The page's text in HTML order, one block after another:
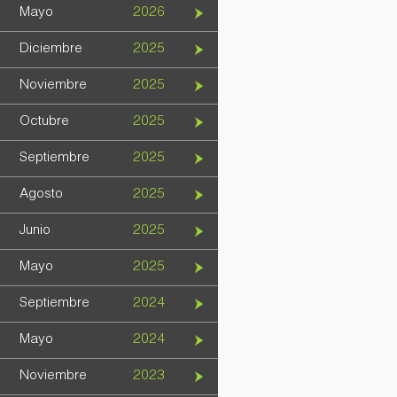
Mayo 2026
Diciembre 2025
Noviembre 2025
Octubre 2025
Septiembre 2025
Agosto 2025
Junio 2025
Mayo 2025
Septiembre 2024
Mayo 2024
Noviembre 2023